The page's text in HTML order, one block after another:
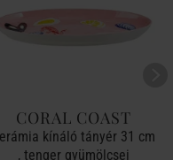
CORAL COAST
kínáló tányér 31 cm
, tenger gyümölcsei